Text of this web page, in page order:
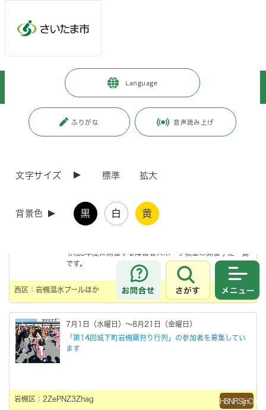
Language
ふりがな 音声読み上げ
文字サイズ 標準 拡大
背景色 黒 白 黄
お問合せ
さがす
子育て・教育 > 教育 >
児童・生徒・保護者向けイベント、作品募集及び啓発等のご案内
ページ番号：J007620
翌月以降のご案内はこちら
6月6日（土曜日）～3月6日（土曜日）
令和8年度に開催する障害者スポーツ教室の開催予定一覧
です。
西区：岩槻温水プールほか イベント
7月1日（水曜日）～8月21日（金曜日）
「第14回城下町岩槻鷹狩り行列」の参加者を募集してい
ます
岩槻区：2ZePNZ3Zhag H8NRSIjriC0